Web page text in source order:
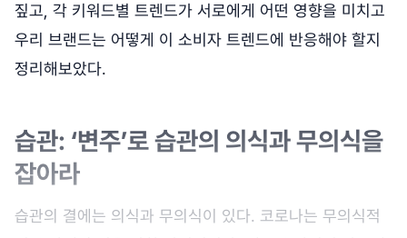
짚고, 각 키워드별 트렌드가 서로에게 어떤 영향을 미치고
우리 브랜드는 어떻게 이 소비자 트렌드에 반응해야 할지
정리해보았다.
습관: ‘변주’로 습관의 의식과 무의식을
잡아라
습관의 결에는 의식과 무의식이 있다. 코로나는 무의식적